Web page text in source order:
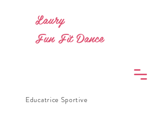
Educatrice Sportive
Laury
Fun Fit Dance